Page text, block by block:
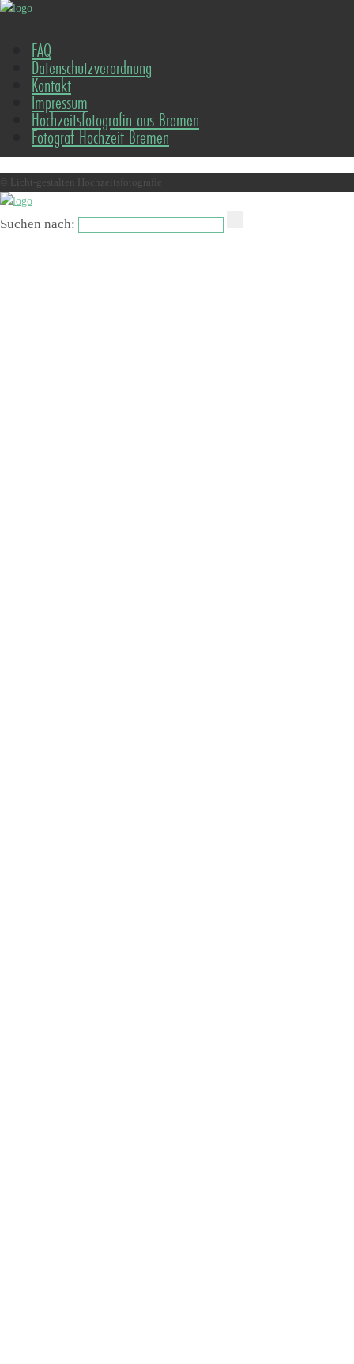
FAQ
Datenschutzverordnung
Kontakt
Impressum
Hochzeitsfotografin aus Bremen
Fotograf Hochzeit Bremen
© Licht-gestalten Hochzeitsfotografie
Suchen nach: